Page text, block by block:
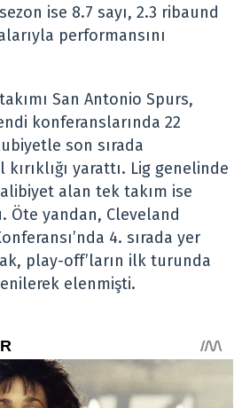
ise 8.7 sayı, 2.3 ribaund
performansını
San Antonio Spurs,
konferanslarında 22
son sırada
yarattı. Lig genelinde
alan tek takım ise
Öte yandan, Cleveland
4. sırada yer
play-off’ların ilk turunda
elenmişti.